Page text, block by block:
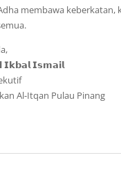
membawa keberkatan,
𝗜𝘀𝗺𝗮𝗶𝗹
Al-Itqan Pulau Pinang